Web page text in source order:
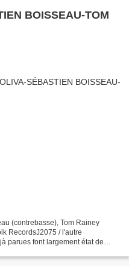
BOISSEAU-TOM
(contrebasse), Tom Rainey
RecordsJ2075 / l'autre
parues font largement état de